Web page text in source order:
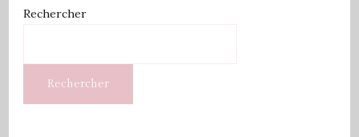
Rechercher
Rechercher